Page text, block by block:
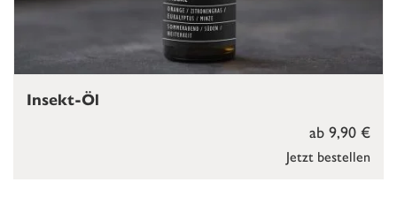
Jetzt bestellen
ab 9,90 €
Insekt-Öl